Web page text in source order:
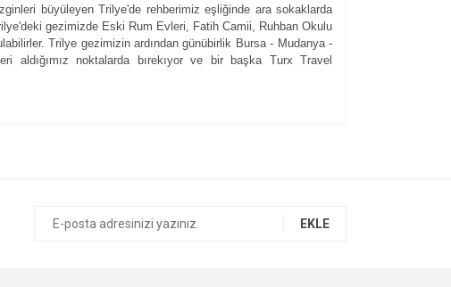
büyüleyen Trilye'de rehberimiz eşliğinde ara sokaklarda
gezimizde Eski Rum Evleri, Fatih Camii, Ruhban Okulu
Trilye gezimizin ardından günübirlik Bursa - Mudanya -
aldığımız noktalarda bırekıyor ve bir başka Turx Travel
EKLE